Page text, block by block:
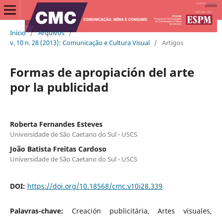
Início / Arquivos /
v. 10 n. 28 (2013): Comunicação e Cultura Visual / Artigos
Formas de apropiación del arte
por la publicidad
Roberta Fernandes Esteves
Universidade de São Caetano do Sul - USCS
João Batista Freitas Cardoso
Universidade de São Caetano do Sul - USCS
DOI: https://doi.org/10.18568/cmc.v10i28.339
Palavras-chave: Creación publicitária, Artes visuales,